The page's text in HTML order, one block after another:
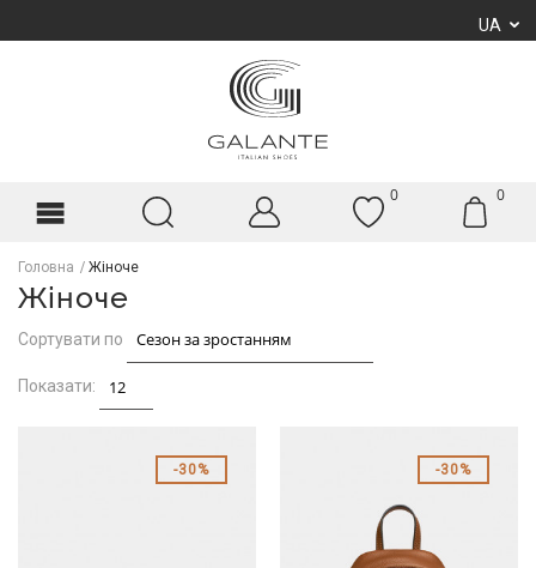
UA
0 0
Головна Жіноче
Жіноче
Сортувати по
Показати:
30% 30%